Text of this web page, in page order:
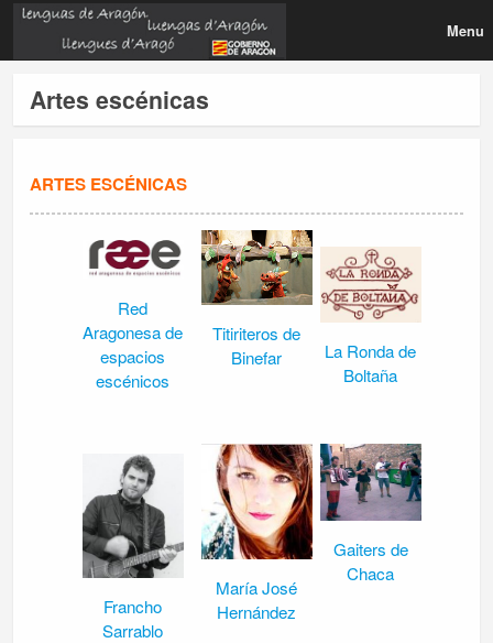
Menu
Artes escénicas
ARTES ESCÉNICAS
Red
Aragonesa de
espacios
escénicos
Titiriteros de
Binefar
La Ronda de
Boltaña
Francho
Sarrablo
María José
Hernández
Gaiters de
Chaca